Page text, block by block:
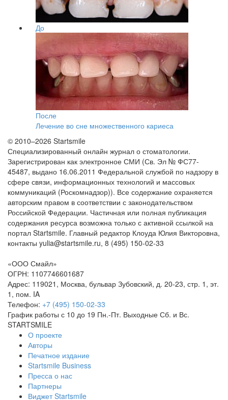
До
После
Лечение во сне множественного кариеса
© 2010–2026 Startsmile
Специализированный онлайн журнал о стоматологии.
Зарегистрирован как электронное СМИ (Св. Эл № ФС77-
45487, выдано 16.06.2011 Федеральной службой по надзору в
сфере связи, информационных технологий и массовых
коммуникаций (Роскомнадзор)). Все содержание охраняется
авторским правом в соответствии с законодательством
Российской Федерации. Частичная или полная публикация
содержания ресурса возможна только с активной ссылкой на
портал Startsmile. Главный редактор Клоуда Юлия Викторовна,
контакты yulia@startsmile.ru, 8 (495) 150-02-33
«ООО Смайл»
ОГРН: 1107746601687
Адрес: 119021 , Москва, бульвар Зубовский, д. 20-23, стр. 1, эт.
1, пом. IA
Телефон: +7 (495) 150-02-33
График работы с 10 до 19 Пн.-Пт. Выходные Сб. и Вс.
STARTSMILE
О проекте
Авторы
Печатное издание
Startsmile Business
Пресса о нас
Партнеры
Виджет Startsmile